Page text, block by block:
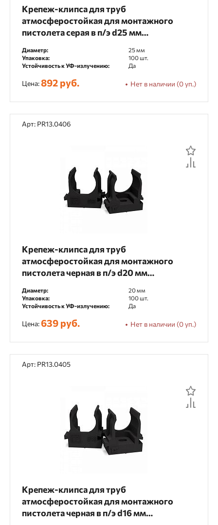
Крепеж-клипса для труб
атмосферостойкая для монтажного
пистолета серая в п/э d25 мм
Диаметр:
25 мм
Упаковка:
100 шт.
Устойчивость к УФ-излучению:
Да
Цена:892 руб. Нет в наличии (0 уп.)
Арт: PR13.0406
Крепеж-клипса для труб
атмосферостойкая для монтажного
пистолета черная в п/э d20 мм
Диаметр:
20 мм
Упаковка:
100 шт.
Устойчивость к УФ-излучению:
Да
Цена: 639 руб. Нет в наличии (0 уп.)
Арт: PR13.0405
Крепеж-клипса для труб
атмосферостойкая для монтажного
пистолета черная в п/э d16 мм